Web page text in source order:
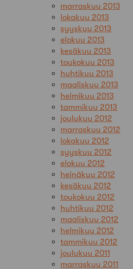
marraskuu 2013
lokakuu 2013
syyskuu 2013
elokuu 2013
kesäkuu 2013
toukokuu 2013
huhtikuu 2013
maaliskuu 2013
helmikuu 2013
tammikuu 2013
joulukuu 2012
marraskuu 2012
lokakuu 2012
syyskuu 2012
elokuu 2012
heinäkuu 2012
kesäkuu 2012
toukokuu 2012
huhtikuu 2012
maaliskuu 2012
helmikuu 2012
tammikuu 2012
joulukuu 2011
marraskuu 2011